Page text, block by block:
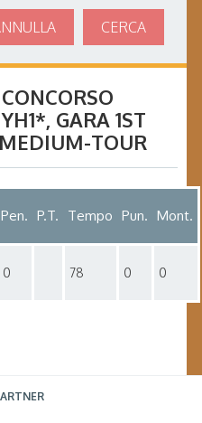
CERCA
, GARA 1ST
TOUR
Pen. P.T. Tempo Pun. Mont.
0 78 0 0